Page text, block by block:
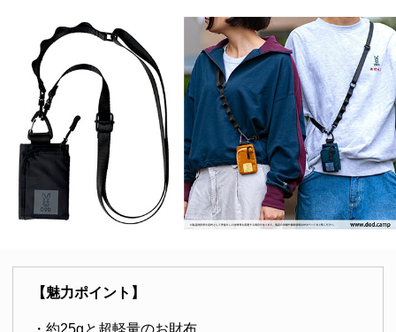
【魅力ポイント】
・約25gと超軽量のお財布